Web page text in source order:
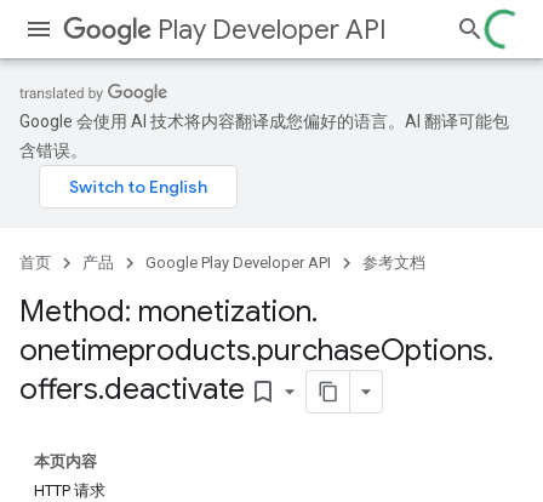
Play Developer API
Google 会使用 AI 技术将内容翻译成您偏好的语言。AI 翻译可能包
含错误。
首页 产品 Google Play Developer API 参考文档
Method: monetization.
onetimeproducts.purchaseOptions.
offers.deactivate bookmark_border
本页内容
HTTP 请求